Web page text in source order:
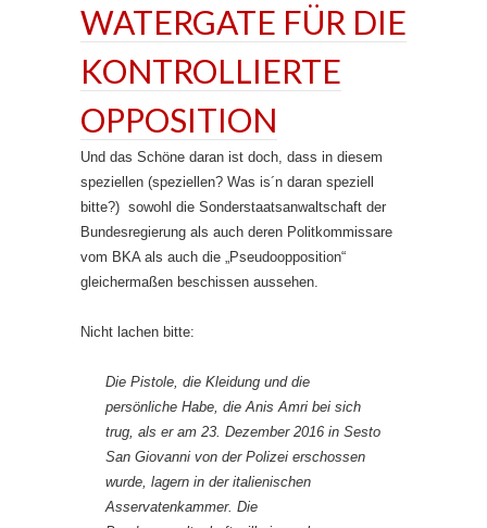
WATERGATE FÜR DIE
KONTROLLIERTE
OPPOSITION
Und das Schöne daran ist doch, dass in diesem
speziellen (speziellen? Was is´n daran speziell
bitte?) sowohl die Sonderstaatsanwaltschaft der
Bundesregierung als auch deren Politkommissare
vom BKA als auch die „Pseudoopposition“
gleichermaßen beschissen aussehen.
Nicht lachen bitte:
Die Pistole, die Kleidung und die
persönliche Habe, die Anis Amri bei sich
trug, als er am 23. Dezember 2016 in Sesto
San Giovanni von der Polizei erschossen
wurde, lagern in der italienischen
Asservatenkammer. Die